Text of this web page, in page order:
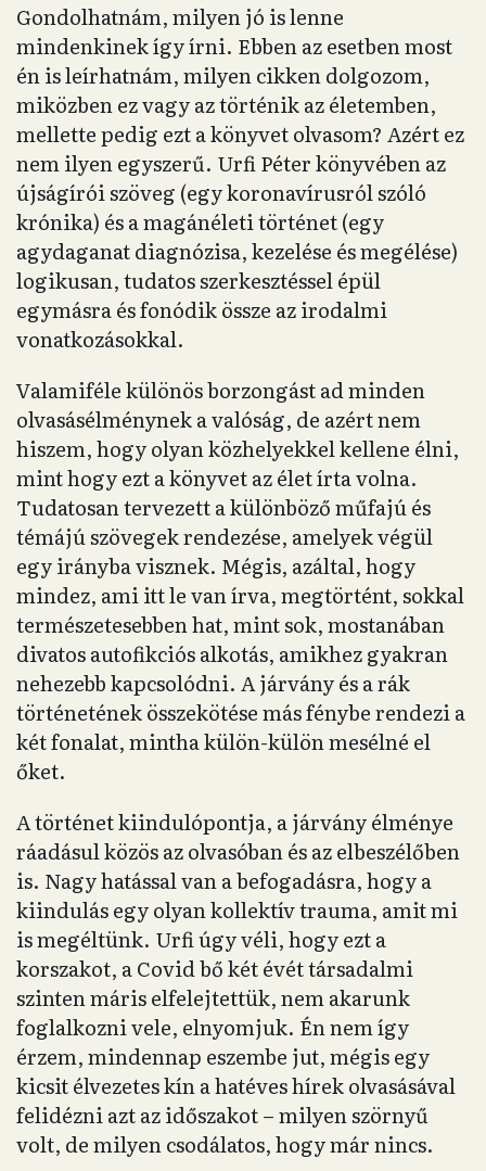
Gondolhatnám, milyen jó is lenne
mindenkinek így írni. Ebben az esetben most
én is leírhatnám, milyen cikken dolgozom,
miközben ez vagy az történik az életemben,
mellette pedig ezt a könyvet olvasom? Azért ez
nem ilyen egyszerű. Urfi Péter könyvében az
újságírói szöveg (egy koronavírusról szóló
krónika) és a magánéleti történet (egy
agydaganat diagnózisa, kezelése és megélése)
logikusan, tudatos szerkesztéssel épül
egymásra és fonódik össze az irodalmi
vonatkozásokkal.
Valamiféle különös borzongást ad minden
olvasásélménynek a valóság, de azért nem
hiszem, hogy olyan közhelyekkel kellene élni,
mint hogy ezt a könyvet az élet írta volna.
Tudatosan tervezett a különböző műfajú és
témájú szövegek rendezése, amelyek végül
egy irányba visznek. Mégis, azáltal, hogy
mindez, ami itt le van írva, megtörtént, sokkal
természetesebben hat, mint sok, mostanában
divatos autofikciós alkotás, amikhez gyakran
nehezebb kapcsolódni. A járvány és a rák
történetének összekötése más fénybe rendezi a
két fonalat, mintha külön-külön mesélné el
őket.
A történet kiindulópontja, a járvány élménye
ráadásul közös az olvasóban és az elbeszélőben
is. Nagy hatással van a befogadásra, hogy a
kiindulás egy olyan kollektív trauma, amit mi
is megéltünk. Urfi úgy véli, hogy ezt a
korszakot, a Covid bő két évét társadalmi
szinten máris elfelejtettük, nem akarunk
foglalkozni vele, elnyomjuk. Én nem így
érzem, mindennap eszembe jut, mégis egy
kicsit élvezetes kín a hatéves hírek olvasásával
felidézni azt az időszakot – milyen szörnyű
volt, de milyen csodálatos, hogy már nincs.